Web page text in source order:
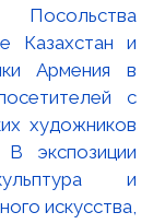
Посольства
Казахстан и
Армения в
с
художников
экспозиции
и
искусства,